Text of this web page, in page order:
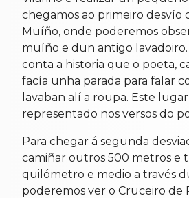
chegamos ao primeiro desvío
Muíño, onde poderemos
muíño e dun antigo
conta a historia que o poeta,
facía unha parada para falar
lavaban alí a roupa. Este
representado nos versos do
Para chegar á segunda
camiñar outros 500 metros e
quilómetro e medio a través
poderemos ver o Cruceiro de